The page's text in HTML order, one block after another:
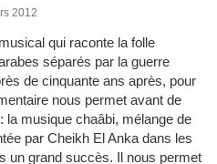
2012
qui raconte la folle
séparés par la guerre
de cinquante ans après, pour
nous permet avant de
la musique chaâbi, mélange de
par Cheikh El Anka dans les
un grand succès. Il nous permet